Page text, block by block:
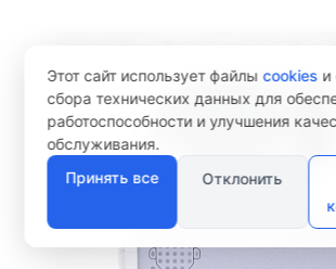
Этот сайт использует файлыcookies и
сбора технических данных для
работоспособности и улучшения
обслуживания.
Принять все
Отклонить